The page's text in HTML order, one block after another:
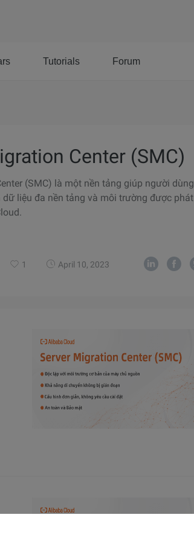
Tutorials Forum
Center (SMC)
(SMC) là một nền tảng giúp người dùng
dữ liệu đa nền tảng và môi trường được phát
1 April 10, 2023